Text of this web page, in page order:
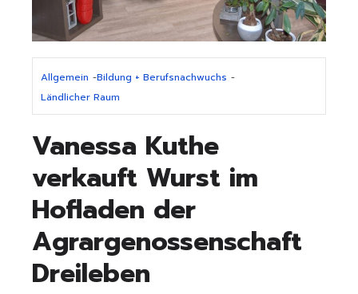
Allgemein -Bildung + Berufsnachwuchs -
Ländlicher Raum
Vanessa Kuthe
verkauft Wurst im
Hofladen der
Agrargenossenschaft
Dreileben